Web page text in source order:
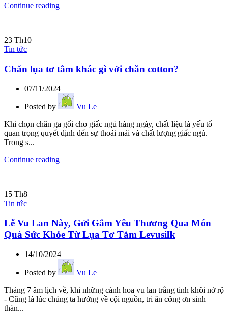
Continue reading
23 Th10
Tin tức
Chăn lụa tơ tằm khác gì với chăn cotton?
07/11/2024
Posted by
Vu Le
Khi chọn chăn ga gối cho giấc ngủ hàng ngày, chất liệu là yếu tố
quan trọng quyết định đến sự thoải mái và chất lượng giấc ngủ.
Trong s...
Continue reading
15 Th8
Tin tức
Lễ Vu Lan Này, Gửi Gắm Yêu Thương Qua Món
Quà Sức Khỏe Từ Lụa Tơ Tằm Levusilk
14/10/2024
Posted by
Vu Le
Tháng 7 âm lịch về, khi những cánh hoa vu lan trắng tinh khôi nở rộ
- Cũng là lúc chúng ta hướng về cội nguồn, tri ân công ơn sinh
thàn...